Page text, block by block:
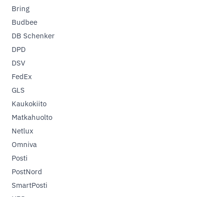
Bring
Budbee
DB Schenker
DPD
DSV
FedEx
GLS
Kaukokiito
Matkahuolto
Netlux
Omniva
Posti
PostNord
SmartPosti